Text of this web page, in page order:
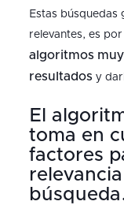
Estas búsquedas
relevantes, es
algoritmos
resultados y
El
toma en
factores